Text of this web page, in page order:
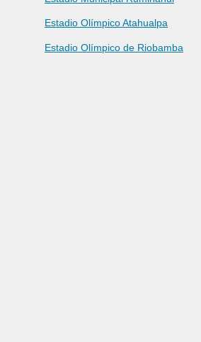
Estadio Olímpico Atahualpa
Estadio Olímpico de Riobamba